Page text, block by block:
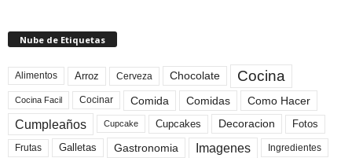
Nube de Etiquetas
Alimentos Arroz Cerveza Chocolate Cocina
Cocina Facil Cocinar Comida Comidas Como Hacer
Cumpleaños Cupcake Cupcakes Decoracion Fotos
Frutas Galletas Gastronomia Imagenes Ingredientes